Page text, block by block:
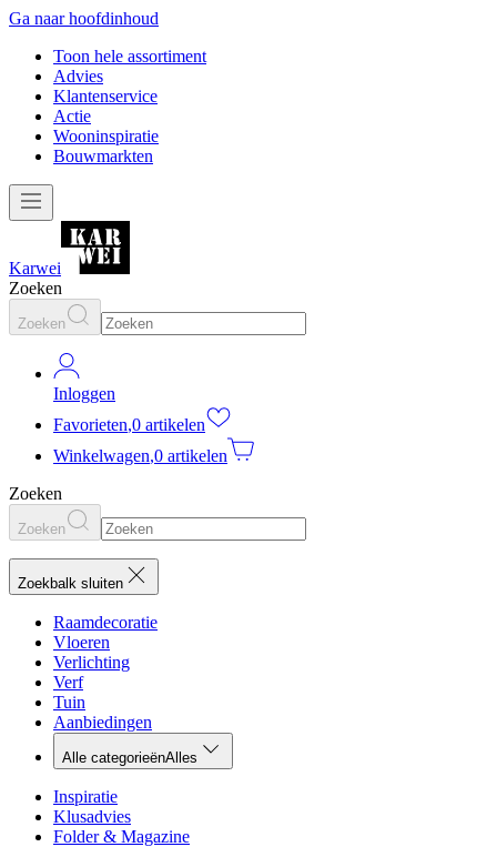
Ga naar hoofdinhoud
Toon hele assortiment
Advies
Klantenservice
Actie
Wooninspiratie
Bouwmarkten
Karwei
Zoeken
Zoeken
Inloggen
Favorieten,0 artikelen
Winkelwagen,0 artikelen
Zoeken
Zoeken
Zoekbalk sluiten
Raamdecoratie
Vloeren
Verlichting
Verf
Tuin
Aanbiedingen
Alle categorieënAlles
Inspiratie
Klusadvies
Folder & Magazine